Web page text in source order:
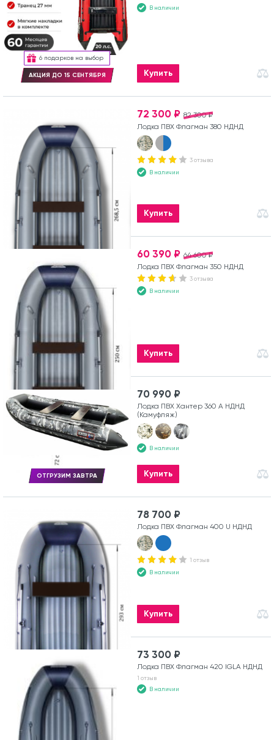
6 подарков на выбор
АКЦИЯ ДО 15 СЕНТЯБРЯ
В наличии
Купить
82 300 ₽
72 300 ₽
Лодка ПВХ Флагман 380 НДНД
3 отзыва
В наличии
Купить
64 600 ₽
60 390 ₽
Лодка ПВХ Флагман 350 НДНД
3 отзыва
В наличии
Купить
ОТГРУЗИМ ЗАВТРА
70 990 ₽
Лодка ПВХ Хантер 360 А НДНД
(Камуфляж)
В наличии
Купить
78 700 ₽
Лодка ПВХ Флагман 400 U НДНД
1 отзыв
В наличии
Купить
73 300 ₽
Лодка ПВХ Флагман 420 IGLA НДНД
1 отзыв
В наличии